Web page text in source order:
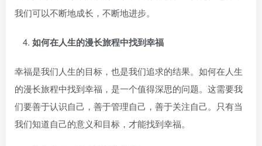
我们可以不断地成长，不断地进步。
如何在人生的漫长旅程中找到幸福
幸福是我们人生的目标，也是我们追求的结果。如何在人生
的漫长旅程中找到幸福，是一个值得深思的问题。这需要我
们要善于认识自己，善于管理自己，善于关注自己。只有当
我们知道自己的意义和目标，才能找到幸福。